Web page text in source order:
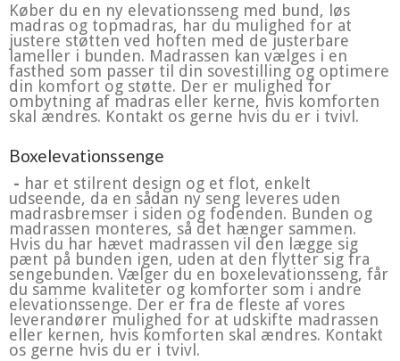
Køber du en ny elevationsseng med bund, løs
madras og topmadras, har du mulighed for at
justere støtten ved hoften med de justerbare
lameller i bunden. Madrassen kan vælges i en
fasthed som passer til din sovestilling og optimere
din komfort og støtte. Der er mulighed for
ombytning af madras eller kerne, hvis komforten
skal ændres. Kontakt os gerne hvis du er i tvivl.
Boxelevationssenge
- har et stilrent design og et flot, enkelt
udseende, da en sådan ny seng leveres uden
madrasbremser i siden og fodenden. Bunden og
madrassen monteres, så det hænger sammen.
Hvis du har hævet madrassen vil den lægge sig
pænt på bunden igen, uden at den flytter sig fra
sengebunden. Vælger du en boxelevationsseng, får
du samme kvaliteter og komforter som i andre
elevationssenge. Der er fra de fleste af vores
leverandører mulighed for at udskifte madrassen
eller kernen, hvis komforten skal ændres. Kontakt
os gerne hvis du er i tvivl.